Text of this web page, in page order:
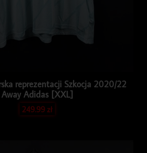
reprezentacji Szkocja 2020/22
Away Adidas [XXL]
249.99zł